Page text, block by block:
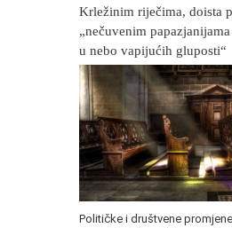
Krležinim riječima, doista
„nečuvenim
u nebo vapijućih gluposti“
Političke i društvene